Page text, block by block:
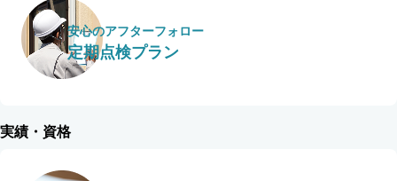
安心のアフターフォロー
定期点検プラン
実績・資格